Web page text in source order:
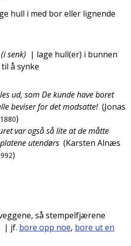
hull i med bor eller lignende
senk) | lage hull(er) i bunnen
å synke
ud, som De kunde have boret
beviser for det modsatte! (Jonas
1880)
var også så lite at de måtte
utendørs (Karsten Alnæs
)
så stempelfjærene
| jf. bore opp noe, bore ut en